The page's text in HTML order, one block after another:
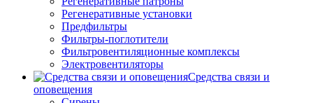
Регенеративные установки
Предфильтры
Фильтры-поглотители
Фильтровентиляционные комплексы
Электровентиляторы
Средства связи и
оповещения